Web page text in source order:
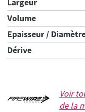
Largeur
Volume
Epaisseur /
Dérive
Voir
de la